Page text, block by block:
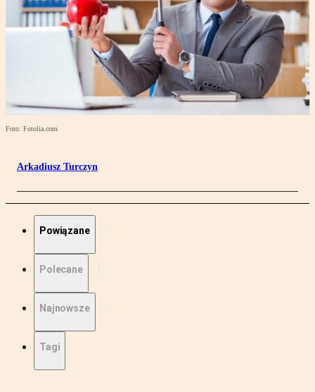
Foto: Fotolia.com
Arkadiusz Turczyn
Powiązane
Polecane
Najnowsze
Tagi